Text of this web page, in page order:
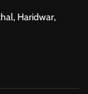
Haridwar,